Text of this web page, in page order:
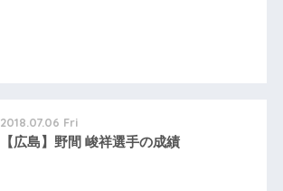
2018.07.06 Fri
【広島】野間 峻祥選手の成績